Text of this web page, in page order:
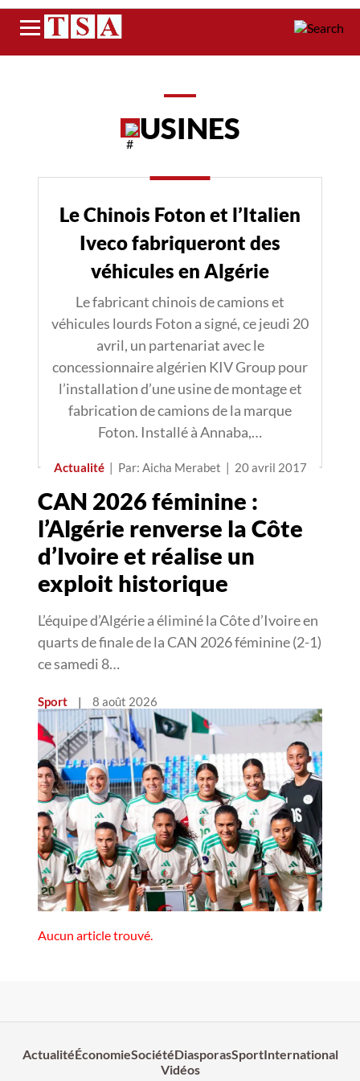
Menu
USINES
Le Chinois Foton et l’Italien
Iveco fabriqueront des
véhicules en Algérie
Le fabricant chinois de camions et
véhicules lourds Foton a signé, ce jeudi 20
avril, un partenariat avec le
concessionnaire algérien KIV Group pour
l’installation d’une usine de montage et
fabrication de camions de la marque
Foton. Installé à Annaba,…
Actualité | Par: Aicha Merabet | 20 avril 2017
CAN 2026 féminine :
l’Algérie renverse la Côte
d’Ivoire et réalise un
exploit historique
L’équipe d’Algérie a éliminé la Côte d’Ivoire en
quarts de finale de la CAN 2026 féminine (2-1)
ce samedi 8…
Sport | 8 août 2026
Aucun article trouvé.
ActualitéÉconomieSociétéDiasporasSportInternational
Vidéos